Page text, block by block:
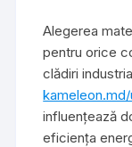
Alegerea
pentru orice
clădiri
kameleon.md/
influențează
eficiența